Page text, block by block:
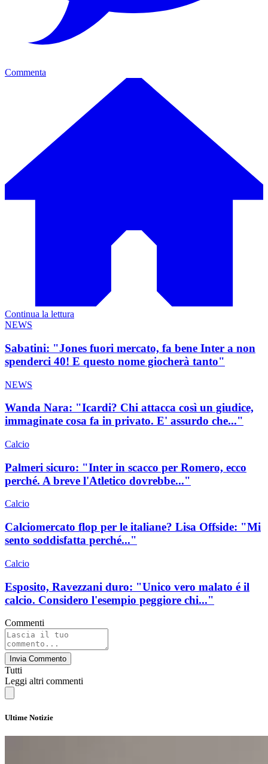
Commenta
Continua la lettura
NEWS
Sabatini: "Jones fuori mercato, fa bene Inter a non
spenderci 40! E questo nome giocherà tanto"
NEWS
Wanda Nara: "Icardi? Chi attacca così un giudice,
immaginate cosa fa in privato. E' assurdo che..."
Calcio
Palmeri sicuro: "Inter in scacco per Romero, ecco
perché. A breve l'Atletico dovrebbe..."
Calcio
Calciomercato flop per le italiane? Lisa Offside: "Mi
sento soddisfatta perché..."
Calcio
Esposito, Ravezzani duro: "Unico vero malato é il
calcio. Considero l'esempio peggiore chi..."
Commenti
Invia Commento
Tutti
Leggi altri commenti
Ultime Notizie